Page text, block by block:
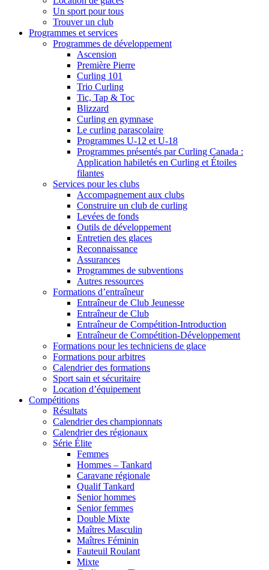
Un sport pour tous
Trouver un club
Programmes et services
Programmes de développement
Ascension
Première Pierre
Curling 101
Trio Curling
Tic, Tap & Toc
Blizzard
Curling en gymnase
Le curling parascolaire
Programmes U-12 et U-18
Programmes présentés par Curling Canada :
Application habiletés en Curling et Étoiles
filantes
Services pour les clubs
Accompagnement aux clubs
Construire un club de curling
Levées de fonds
Outils de développement
Entretien des glaces
Reconnaissance
Assurances
Programmes de subventions
Autres ressources
Formations d’entraîneur
Entraîneur de Club Jeunesse
Entraîneur de Club
Entraîneur de Compétition-Introduction
Entraîneur de Compétition-Développement
Formations pour les techniciens de glace
Formations pour arbitres
Calendrier des formations
Sport sain et sécuritaire
Location d’équipement
Compétitions
Résultats
Calendrier des championnats
Calendrier des régionaux
Série Élite
Femmes
Hommes – Tankard
Caravane régionale
Qualif Tankard
Senior hommes
Senior femmes
Double Mixte
Maîtres Masculin
Maîtres Féminin
Fauteuil Roulant
Mixte